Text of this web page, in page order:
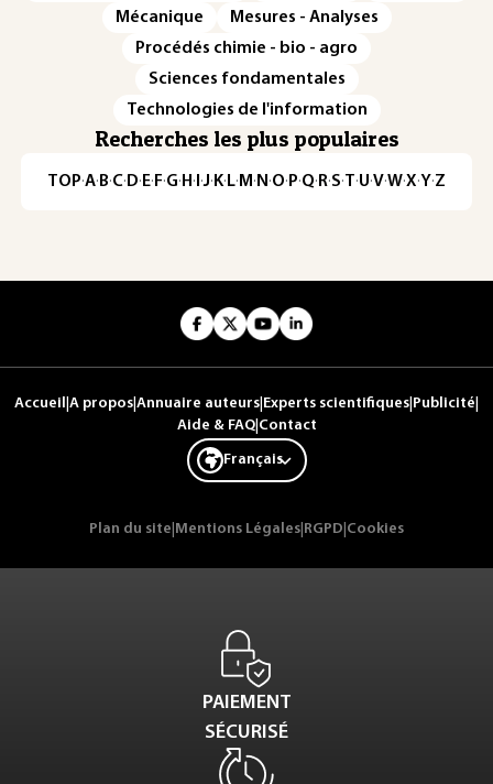
Mécanique
Mesures - Analyses
Procédés chimie - bio - agro
Sciences fondamentales
Technologies de l'information
Recherches les plus populaires
TOP·A·B·C· D· E· F·G· H · ·J· K· L· M · N ·O· P·Q· R·S·T·U·V·W·X·Y·Z
Accueil A propos Annuaire auteurs Experts scientifiques Publicité
Aide & FAQ| Contact
Français
Plan du site Mentions Légales RGPD Cookies
PAIEMENT
SÉCURISÉ